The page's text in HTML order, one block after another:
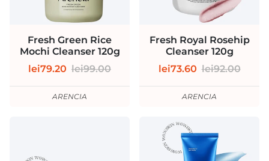
Fresh Green Rice
Mochi Cleanser 120g
lei79.20 lei99.00
ARENCIA
Fresh Royal Rosehip
Cleanser 120g
lei73.60 lei92.00
ARENCIA